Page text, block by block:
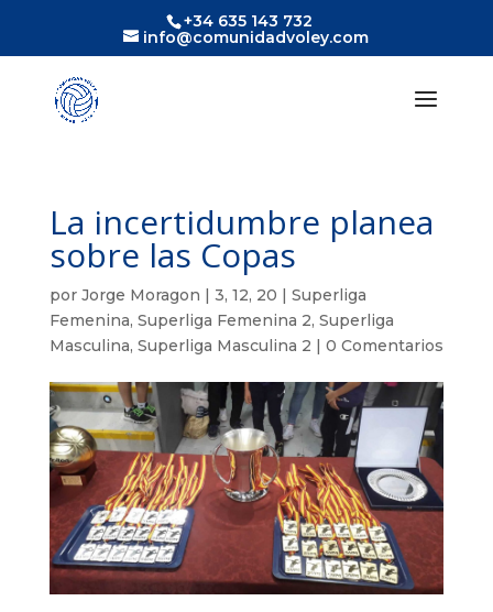
+34 635 143 732
info@comunidadvoley.com
La incertidumbre planea
sobre las Copas
por Jorge Moragon | 3, 12, 20 | Superliga
Femenina, Superliga Femenina 2, Superliga
Masculina, Superliga Masculina 2 | 0 Comentarios